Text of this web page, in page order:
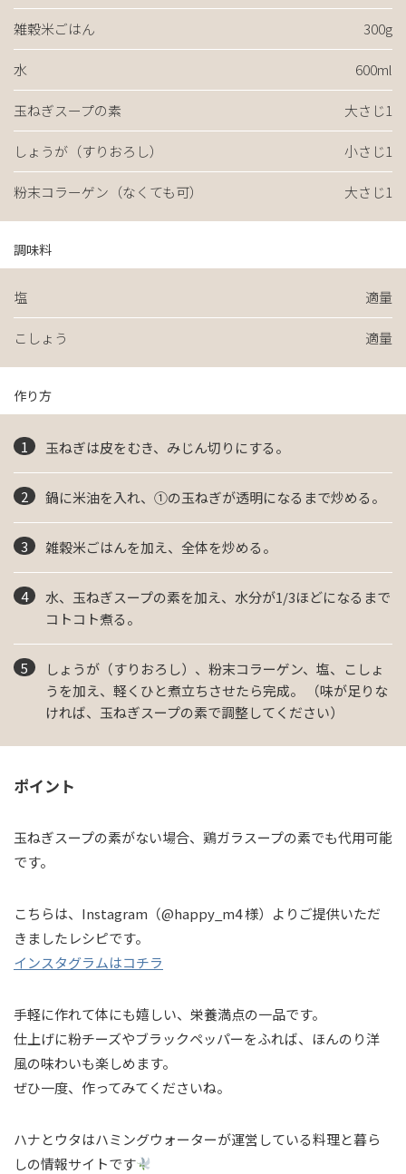
雑穀米ごはん 300g
水 600ml
玉ねぎスープの素 大さじ1
しょうが（すりおろし） 小さじ1
粉末コラーゲン（なくても可） 大さじ1
調味料
塩 適量
こしょう 適量
作り方
玉ねぎは皮をむき、みじん切りにする。
鍋に米油を入れ、①の玉ねぎが透明になるまで炒める。
雑穀米ごはんを加え、全体を炒める。
水、玉ねぎスープの素を加え、水分が1/3ほどになるまで
コトコト煮る。
しょうが（すりおろし）、粉末コラーゲン、塩、こしょ
うを加え、軽くひと煮立ちさせたら完成。 （味が足りな
ければ、玉ねぎスープの素で調整してください）
ポイント
玉ねぎスープの素がない場合、鶏ガラスープの素でも代用可能
です。
こちらは、Instagram（@happy_m4 様）よりご提供いただ
きましたレシピです。
インスタグラムはコチラ
手軽に作れて体にも嬉しい、栄養満点の一品です。
仕上げに粉チーズやブラックペッパーをふれば、ほんのり洋
風の味わいも楽しめます。
ぜひ一度、作ってみてくださいね。
ハナとウタはハミングウォーターが運営している料理と暮ら
しの情報サイトです